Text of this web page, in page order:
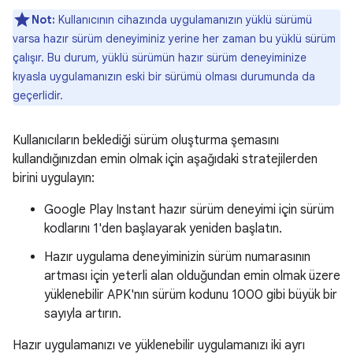
Not: Kullanıcının cihazında uygulamanızın yüklü sürümü
varsa hazır sürüm deneyiminiz yerine her zaman bu yüklü sürüm
çalışır. Bu durum, yüklü sürümün hazır sürüm deneyiminize
kıyasla uygulamanızın eski bir sürümü olması durumunda da
geçerlidir.
Kullanıcıların beklediği sürüm oluşturma şemasını
kullandığınızdan emin olmak için aşağıdaki stratejilerden
birini uygulayın:
Google Play Instant hazır sürüm deneyimi için sürüm
kodlarını 1'den başlayarak yeniden başlatın.
Hazır uygulama deneyiminizin sürüm numarasının
artması için yeterli alan olduğundan emin olmak üzere
yüklenebilir APK'nın sürüm kodunu 1000 gibi büyük bir
sayıyla artırın.
Hazır uygulamanızı ve yüklenebilir uygulamanızı iki ayrı